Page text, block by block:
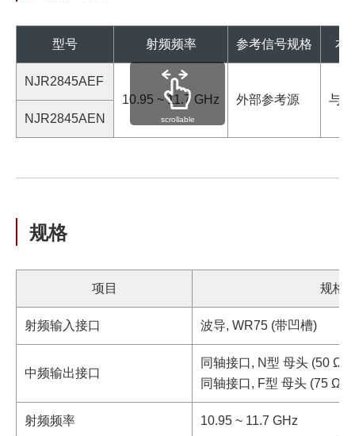
型号 射频频率 参考信号规格 本
NJR2845AEF
10.95 ~ 11.7 GHz
外部参考源
与
NJR2845AEN
scrollable
规格
项目 规格
射频输入接口 波导, WR75 (带凹槽)
中频输出接口
同轴接口, N型 母头 (50 Ω)
同轴接口, F型 母头 (75 Ω)
射频频率 10.95 ~ 11.7 GHz